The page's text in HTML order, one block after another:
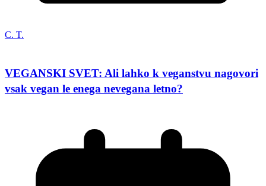
C. T.
VEGANSKI SVET: Ali lahko k veganstvu nagovori
vsak vegan le enega nevegana letno?